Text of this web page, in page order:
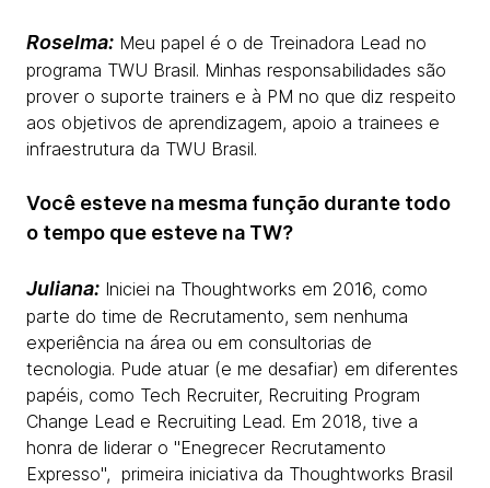
Roselma: Meu papel é o de Treinadora Lead no
programa TWU Brasil. Minhas responsabilidades são
prover o suporte trainers e à PM no que diz respeito
aos objetivos de aprendizagem, apoio a trainees e
infraestrutura da TWU Brasil.
Você esteve na mesma função durante todo
o tempo que esteve na TW?
Juliana: Iniciei na Thoughtworks em 2016, como
parte do time de Recrutamento, sem nenhuma
experiência na área ou em consultorias de
tecnologia. Pude atuar (e me desafiar) em diferentes
papéis, como Tech Recruiter, Recruiting Program
Change Lead e Recruiting Lead. Em 2018, tive a
honra de liderar o "Enegrecer Recrutamento
Expresso'', primeira iniciativa da Thoughtworks Brasil